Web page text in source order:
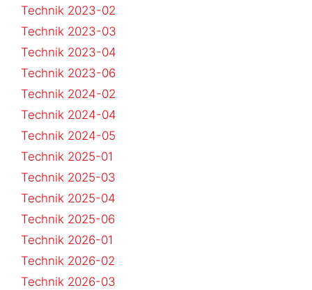
Technik 2023-02
Technik 2023-03
Technik 2023-04
Technik 2023-06
Technik 2024-02
Technik 2024-04
Technik 2024-05
Technik 2025-01
Technik 2025-03
Technik 2025-04
Technik 2025-06
Technik 2026-01
Technik 2026-02
Technik 2026-03